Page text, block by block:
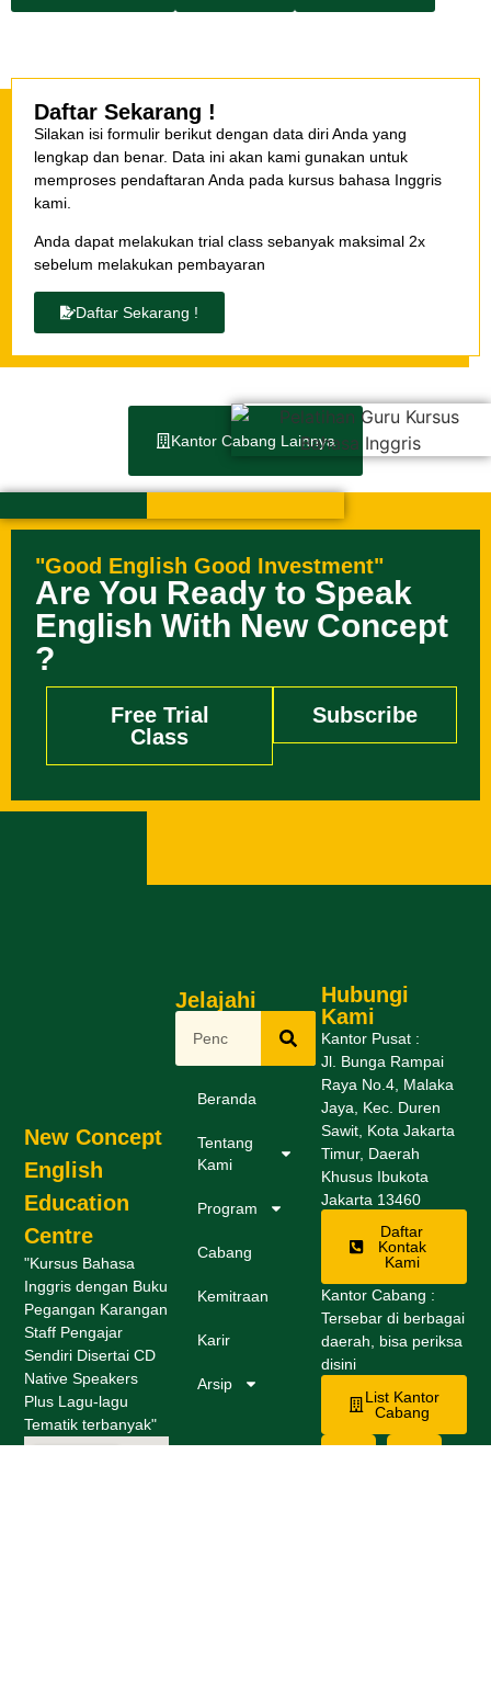
Daftar Sekarang !
Silakan isi formulir berikut dengan data diri Anda yang
lengkap dan benar. Data ini akan kami gunakan untuk
memproses pendaftaran Anda pada kursus bahasa Inggris
kami.
Anda dapat melakukan trial class sebanyak maksimal 2x
sebelum melakukan pembayaran
Daftar Sekarang !
Kantor Cabang Lainnya
"Good English Good Investment"
Are You Ready to Speak
English With New Concept
?
Free Trial
Class
Subscribe
New Concept
English
Education
Centre
"Kursus Bahasa
Inggris dengan Buku
Pegangan Karangan
Staff Pengajar
Sendiri Disertai CD
Native Speakers
Plus Lagu-lagu
Tematik terbanyak"
Jelajahi
Beranda
Tentang
Kami
Program
Cabang
Kemitraan
Karir
Arsip
Hubungi
Kami
Kantor Pusat :
Jl. Bunga Rampai
Raya No.4, Malaka
Jaya, Kec. Duren
Sawit, Kota Jakarta
Timur, Daerah
Khusus Ibukota
Jakarta 13460
Daftar
Kontak
Kami
Kantor Cabang :
Tersebar di berbagai
daerah, bisa periksa
disini
List Kantor
Cabang